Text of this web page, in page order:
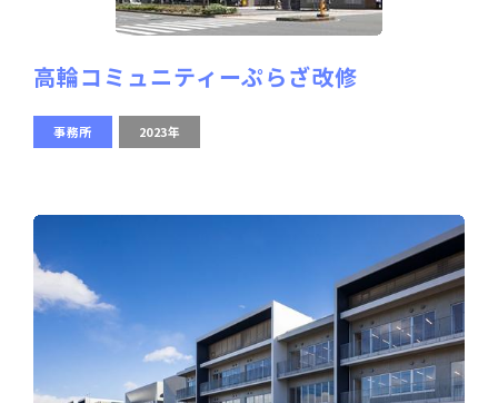
高輪コミュニティーぷらざ改修
事務所 2023年